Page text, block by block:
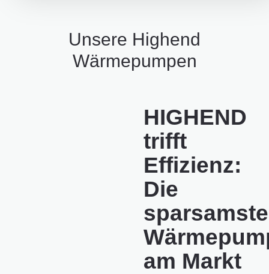
Unsere Highend
Wärmepumpen
HIGHEND
trifft
Effizienz:
Die
sparsamste
am Markt